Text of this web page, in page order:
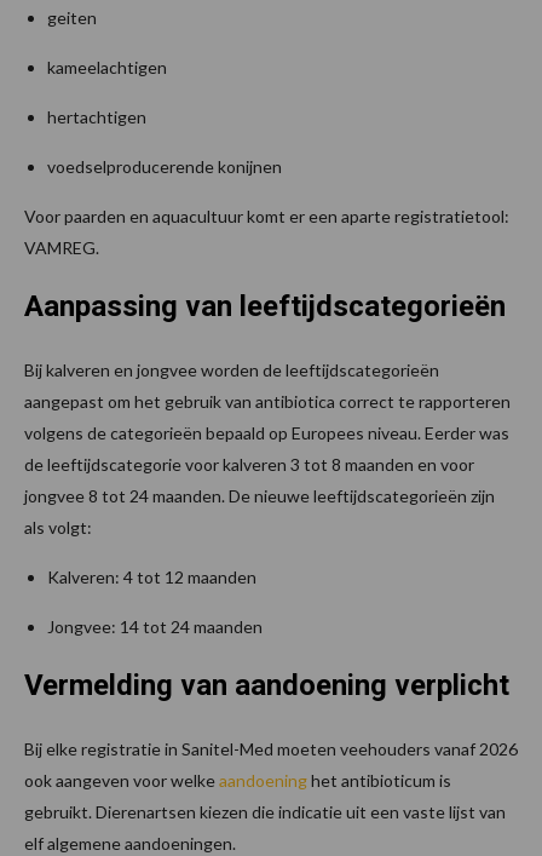
geiten
kameelachtigen
hertachtigen
voedselproducerende konijnen
Voor paarden en aquacultuur komt er een aparte registratietool:
VAMREG.
Aanpassing van leeftijdscategorieën
Bij kalveren en jongvee worden de leeftijdscategorieën
aangepast om het gebruik van antibiotica correct te rapporteren
volgens de categorieën bepaald op Europees niveau. Eerder was
de leeftijdscategorie voor kalveren 3 tot 8 maanden en voor
jongvee 8 tot 24 maanden. De nieuwe leeftijdscategorieën zijn
als volgt:
Kalveren: 4 tot 12 maanden
Jongvee: 14 tot 24 maanden
Vermelding van aandoening verplicht
Bij elke registratie in Sanitel-Med moeten veehouders vanaf 2026
ook aangeven voor welkeaandoeninghet antibioticum is
gebruikt. Dierenartsen kiezen die indicatie uit een vaste lijst van
elf algemene aandoeningen.